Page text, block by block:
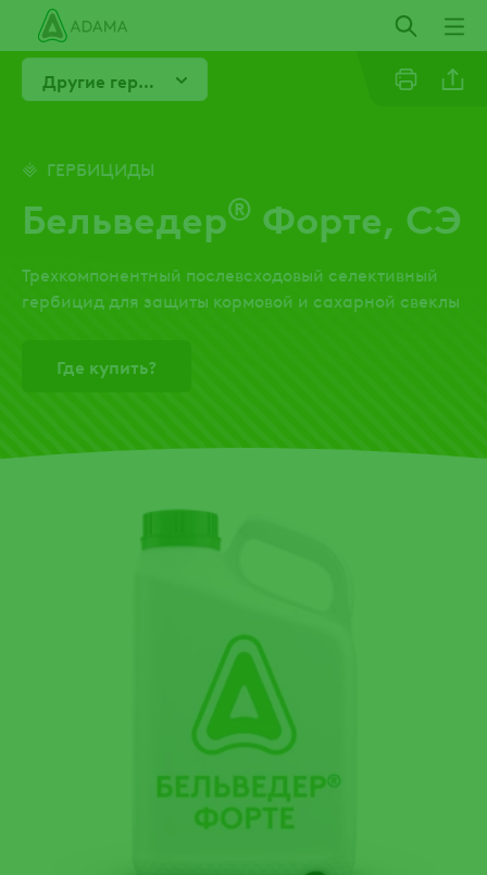
Пропустить
Другие гербициды для сахарной свеклы
ГЕРБИЦИДЫ
Бельведер® Форте, СЭ
Трехкомпонентный послевсходовый селективный
гербицид для защиты кормовой и сахарной свеклы
Где купить?